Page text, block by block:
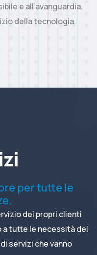
e all’avanguardia.
della tecnologia.
per tutte le
dei propri clienti
tutte le necessità dei
servizi che vanno